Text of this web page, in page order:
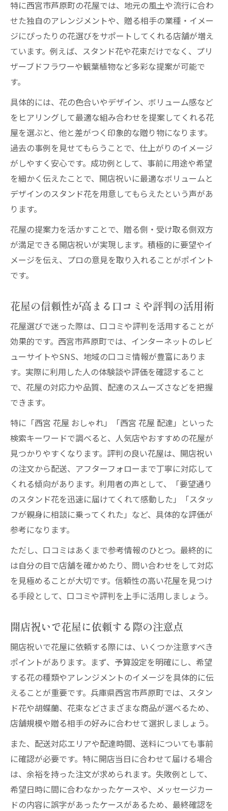
特に西宮市芦原町の花屋では、地元の風土や流行に合わ
せた独自のアレンジメントや、贈る相手の業種・イメー
ジにぴったりの花選びをサポートしてくれる店舗が増え
ています。例えば、スタンド花や花束だけでなく、プリ
ザーブドフラワーや観葉植物など多彩な提案が可能で
す。
具体的には、花の色合いやデザイン、ボリューム感など
をヒアリングして最適な組み合わせを提案してくれる花
屋を選ぶと、他と差がつく印象的な贈り物になります。
過去の事例を見せてもらうことで、仕上がりのイメージ
がしやすく安心です。成功例として、事前に用途や希望
を細かく伝えたことで、開店祝いに最適なボリュームと
デザインのスタンド花を用意してもらえたという声があ
ります。
花屋の提案力を活かすことで、贈る側・受け取る側双方
が満足できる開店祝いが実現します。積極的に要望やイ
メージを伝え、プロの意見を取り入れることがポイント
です。
花屋の信頼性が高まる口コミや評判の活用術
花屋選びで迷った際は、口コミや評判を活用することが
効果的です。西宮市芦原町では、インターネットのレビ
ューサイトやSNS、地域の口コミ情報が豊富にありま
す。実際に利用した人の体験談や評価を確認すること
で、花屋の対応力や品質、配達のスムーズさなどを把握
できます。
特に「西宮 花屋 おしゃれ」「西宮 花屋 配達」といった
検索キーワードで調べると、人気店やおすすめの花屋が
見つかりやすくなります。評判の良い花屋は、開店祝い
の注文から配送、アフターフォローまで丁寧に対応して
くれる傾向があります。利用者の声として、「要望通り
のスタンド花を迅速に届けてくれて感動した」「スタッ
フが親身に相談に乗ってくれた」など、具体的な評価が
参考になります。
ただし、口コミはあくまで参考情報のひとつ。最終的に
は自分の目で店舗を確かめたり、問い合わせをして対応
を見極めることが大切です。信頼性の高い花屋を見つけ
る手段として、口コミや評判を上手に活用しましょう。
開店祝いで花屋に依頼する際の注意点
開店祝いで花屋に依頼する際には、いくつか注意すべき
ポイントがあります。まず、予算設定を明確にし、希望
する花の種類やアレンジメントのイメージを具体的に伝
えることが重要です。兵庫県西宮市芦原町では、スタン
ド花や胡蝶蘭、花束などさまざまな商品が選べるため、
店舗規模や贈る相手の好みに合わせて選択しましょう。
また、配送対応エリアや配達時間、送料についても事前
に確認が必要です。特に開店当日に合わせて届ける場合
は、余裕を持った注文が求められます。失敗例として、
希望日時に間に合わなかったケースや、メッセージカー
ドの内容に誤字があったケースがあるため、最終確認を